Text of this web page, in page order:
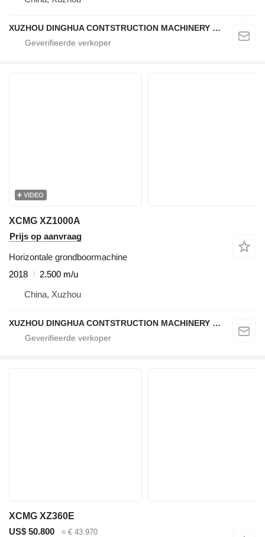
XUZHOU DINGHUA CONTSTRUCTION MACHINERY CO., LTD.
VIDEO
XCMG XZ1000A
Prijs op aanvraag
Horizontale grondboormachine
2018
2.500 m/u
China, Xuzhou
XUZHOU DINGHUA CONTSTRUCTION MACHINERY CO., LTD.
XCMG XZ360E
US$ 50.800
≈ € 43.970